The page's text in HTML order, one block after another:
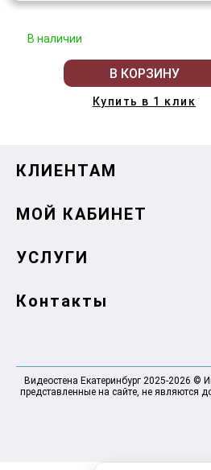
В наличии
В КОРЗИНУ
Купить в 1 клик
КЛИЕНТАМ
МОЙ КАБИНЕТ
УСЛУГИ
Контакты
Видеостена Екатеринбург 2025-2026 ©
представленные на сайте, не являются